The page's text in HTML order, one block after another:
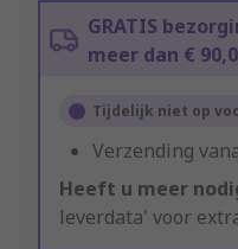
GRATIS
meer dan €
Tijdelijk niet op
Verzending
Heeft u meer
leverdata' voor